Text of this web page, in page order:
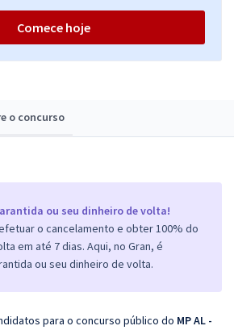
o concurso
ou seu dinheiro de volta!
o cancelamento e obter 100% do
em até 7 dias. Aqui, no Gran, é
ou seu dinheiro de volta.
para o concurso público do MP AL -
Comece hoje